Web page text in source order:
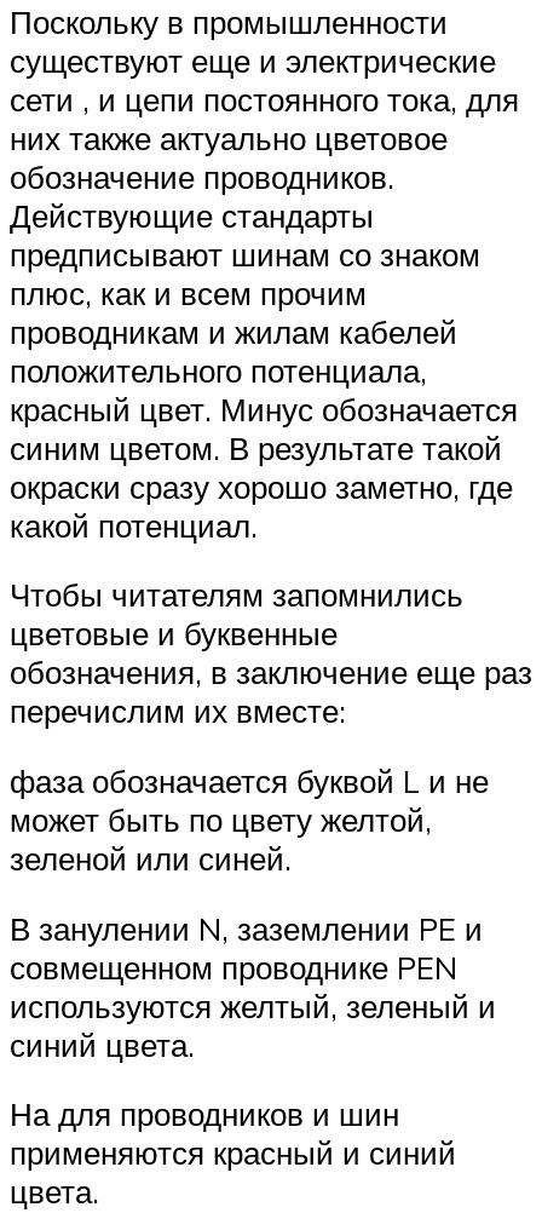
Поскольку в промышленности
существуют еще и электрические
сети , и цепи постоянного тока, для
них также актуально цветовое
обозначение проводников.
Действующие стандарты
предписывают шинам со знаком
плюс, как и всем прочим
проводникам и жилам кабелей
положительного потенциала,
красный цвет. Минус обозначается
синим цветом. В результате такой
окраски сразу хорошо заметно, где
какой потенциал.
Чтобы читателям запомнились
цветовые и буквенные
обозначения, в заключение еще раз
перечислим их вместе:
фаза обозначается буквой L и не
может быть по цвету желтой,
зеленой или синей.
В занулении N, заземлении PE и
совмещенном проводнике PEN
используются желтый, зеленый и
синий цвета.
На для проводников и шин
применяются красный и синий
цвета.